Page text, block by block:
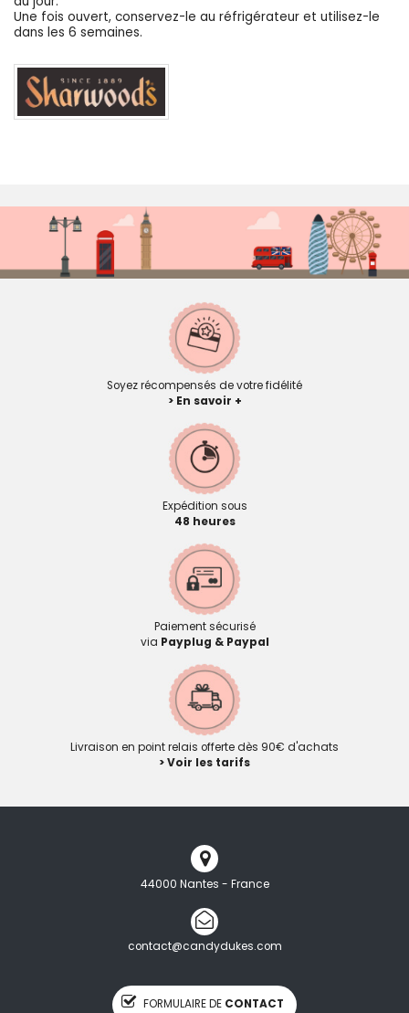
Une fois ouvert, conservez-le au réfrigérateur et utilisez-le
dans les 6 semaines.
Soyez récompensés de votre fidélité
> En savoir +
Expédition sous
48 heures
Paiement sécurisé
via Payplug & Paypal
Livraison en point relais offerte dès 90€ d'achats
> Voir les tarifs
44000 Nantes - France
contact@candydukes.com
FORMULAIRE DE CONTACT